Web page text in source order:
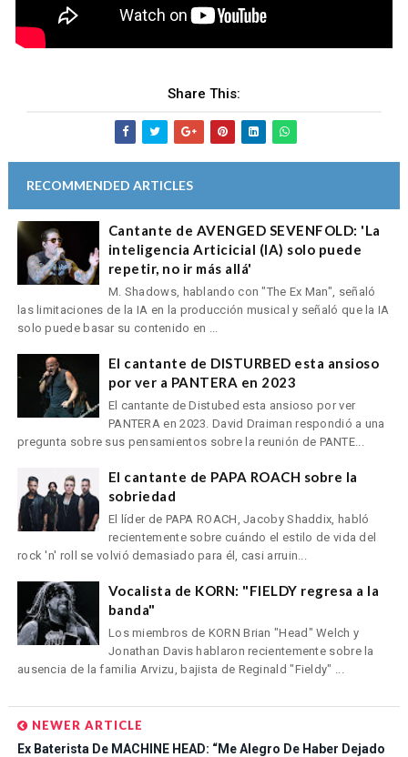
Share This:
RECOMMENDED ARTICLES
Cantante de AVENGED SEVENFOLD: 'La
inteligencia Articicial (IA) solo puede
repetir, no ir más allá'
M. Shadows, hablando con "The Ex Man", señaló
las limitaciones de la IA en la producción musical y señaló que la IA
solo puede basar su contenido en ...
El cantante de DISTURBED esta ansioso
por ver a PANTERA en 2023
El cantante de Distubed esta ansioso por ver
PANTERA en 2023. David Draiman respondió a una
pregunta sobre sus pensamientos sobre la reunión de PANTE...
El cantante de PAPA ROACH sobre la
sobriedad
El líder de PAPA ROACH, Jacoby Shaddix, habló
recientemente sobre cuándo el estilo de vida del
rock 'n' roll se volvió demasiado para él, casi arruin...
Vocalista de KORN: "FIELDY regresa a la
banda"
Los miembros de KORN Brian "Head" Welch y
Jonathan Davis hablaron recientemente sobre la
ausencia de la familia Arvizu, bajista de Reginald "Fieldy" ...
NEWER ARTICLE
Ex Baterista De MACHINE HEAD: “Me Alegro De Haber Dejado